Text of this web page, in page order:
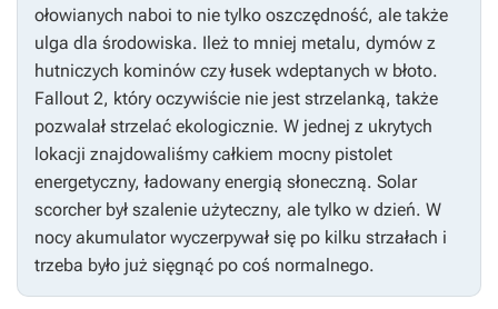
ołowianych naboi to nie tylko oszczędność, ale także
ulga dla środowiska. Ileż to mniej metalu, dymów z
hutniczych kominów czy łusek wdeptanych w błoto.
Fallout 2, który oczywiście nie jest strzelanką, także
pozwalał strzelać ekologicznie. W jednej z ukrytych
lokacji znajdowaliśmy całkiem mocny pistolet
energetyczny, ładowany energią słoneczną. Solar
scorcher był szalenie użyteczny, ale tylko w dzień. W
nocy akumulator wyczerpywał się po kilku strzałach i
trzeba było już sięgnąć po coś normalnego.